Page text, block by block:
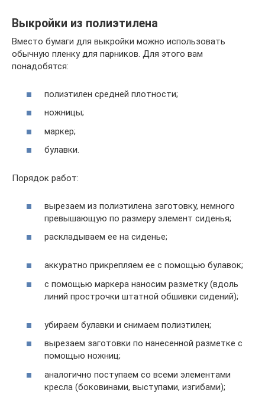
Выкройки из полиэтилена
Вместо бумаги для выкройки можно использовать
обычную пленку для парников. Для этого вам
понадобятся:
полиэтилен средней плотности;
ножницы;
маркер;
булавки.
Порядок работ:
вырезаем из полиэтилена заготовку, немного
превышающую по размеру элемент сиденья;
раскладываем ее на сиденье;
аккуратно прикрепляем ее с помощью булавок;
с помощью маркера наносим разметку (вдоль
линий прострочки штатной обшивки сидений);
убираем булавки и снимаем полиэтилен;
вырезаем заготовки по нанесенной разметке с
помощью ножниц;
аналогично поступаем со всеми элементами
кресла (боковинами, выступами, изгибами);